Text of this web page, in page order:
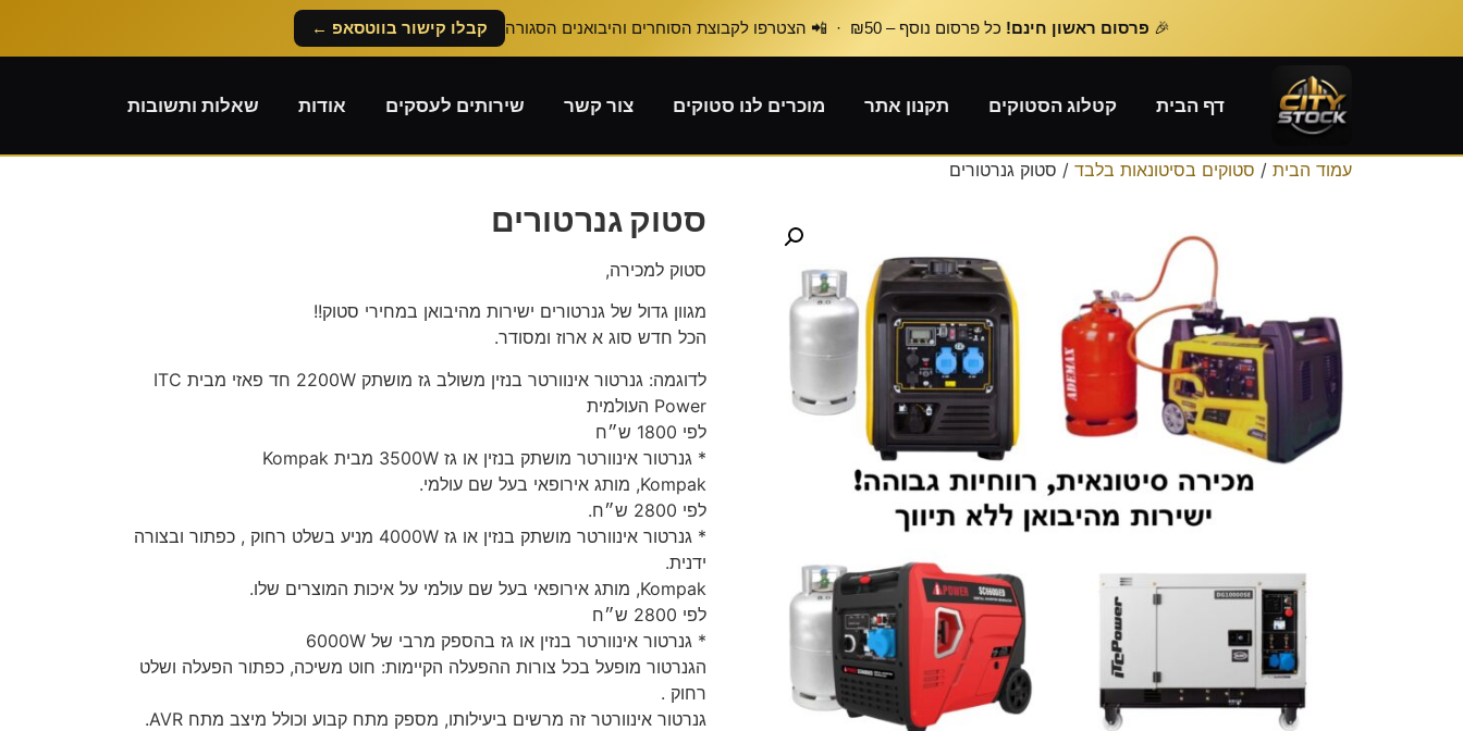
🎉 פרסום ראשון חינם! כל פרסום נוסף – ₪50 · 📲 הצטרפו לקבוצת הסוחרים והיבואנים הסגורה קבלו קישור בווטסאפ ←
דף הבית קטלוג הסטוקים תקנון אתר מוכרים לנו סטוקים צור קשר שירותים לעסקים אודות שאלות ותשובות
עמוד הבית / סטוקים בסיטונאות בלבד / סטוק גנרטורים
סטוק גנרטורים
סטוק למכירה,
מגוון גדול של גנרטורים ישירות מהיבואן במחירי סטוק!!
הכל חדש סוג א ארוז ומסודר.
לדוגמה: גנרטור אינוורטר בנזין משולב גז מושתק 2200W חד פאזי מבית ITC
Power העולמית
לפי 1800 ש״ח
* גנרטור אינוורטר מושתק בנזין או גז 3500W מבית Kompak
Kompak, מותג אירופאי בעל שם עולמי.
לפי 2800 ש״ח.
* גנרטור אינוורטר מושתק בנזין או גז 4000W מניע בשלט רחוק , כפתור ובצורה
ידנית.
Kompak, מותג אירופאי בעל שם עולמי על איכות המוצרים שלו.
לפי 2800 ש״ח
* גנרטור אינוורטר בנזין או גז בהספק מרבי של 6000W
הגנרטור מופעל בכל צורות ההפעלה הקיימות: חוט משיכה, כפתור הפעלה ושלט
רחוק .
גנרטור אינוורטר זה מרשים ביעילותו, מספק מתח קבוע וכולל מיצב מתח AVR.